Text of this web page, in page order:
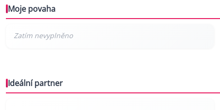
Moje povaha
Ideální partner